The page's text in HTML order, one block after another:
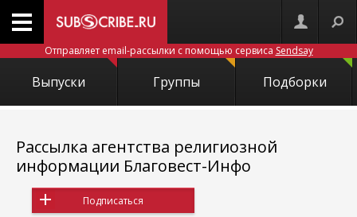
Отправляет email-рассылки с помощью сервиса Sendsay
Выпуски Группы Подборки
Рассылка агентства религиозной
информации Благовест-Инфо
Подписаться